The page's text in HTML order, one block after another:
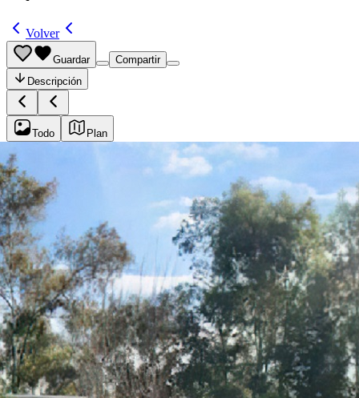
Volver
Guardar
Compartir
Descripción
Todo Plan